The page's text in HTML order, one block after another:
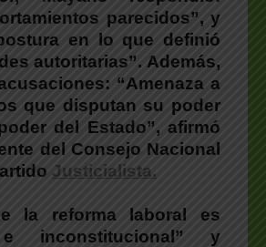
parecidos”, y
en lo que definió
autoritarias”. Además,
“Amenaza a
que disputan su poder
del Estado”, afirmó
del Consejo Nacional
Justicialista.
la reforma laboral es
e inconstitucional” y